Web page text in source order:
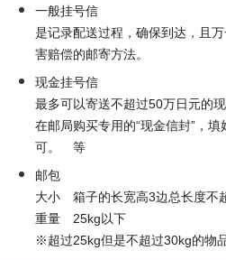
一般挂号信
是记录配送过程，确保到达，且
害赔偿的邮寄方法。
现金挂号信
最多可以寄送不超过50万日元的现
在邮局购买专用的“现金信封”，
可。 等
邮包
大小 箱子的长宽高3边总长度不
重量 25kg以下
※超过25kg但是不超过30kg的物